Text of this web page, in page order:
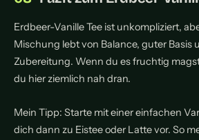
Erdbeer-Vanille Tee ist unkompliziert,
Mischung lebt von Balance, guter Basis
Zubereitung. Wenn du es fruchtig
du hier ziemlich nah dran.
Mein Tipp: Starte mit einer einfachen
dich dann zu Eistee oder Latte vor. So